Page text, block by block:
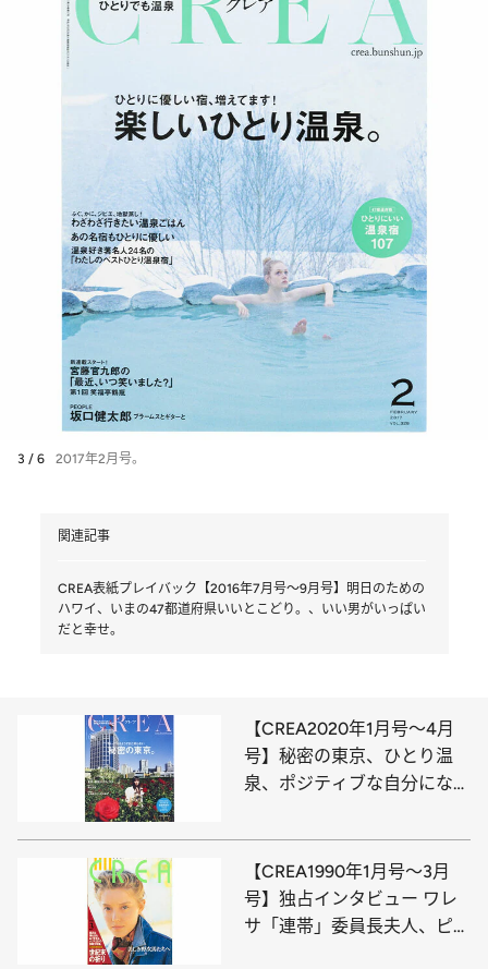
3 / 6 2017年2月号。
関連記事
CREA表紙プレイバック【2016年7月号～9月号】明日のための
ハワイ、いまの47都道府県いいとこどり。、いい男がいっぱい
だと幸せ。
【CREA2020年1月号～4月
号】秘密の東京、ひとり温
泉、ポジティブな自分になれ
【CREA1990年1月号～3月
号】独占インタビュー ワレ
サ「連帯」委員長夫人、ピル